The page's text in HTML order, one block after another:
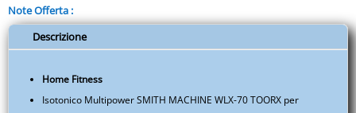
Sport
-
Attrezzature
Isotoniche
era:
€679,00.
è:
€650,00.
Note Offerta :
Descrizione
Home Fitness
Isotonico Multipower SMITH MACHINE WLX-70 TOORX per